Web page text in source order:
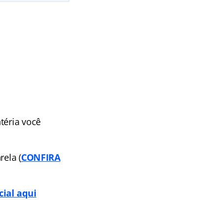
você
(CONFIRA
aqui